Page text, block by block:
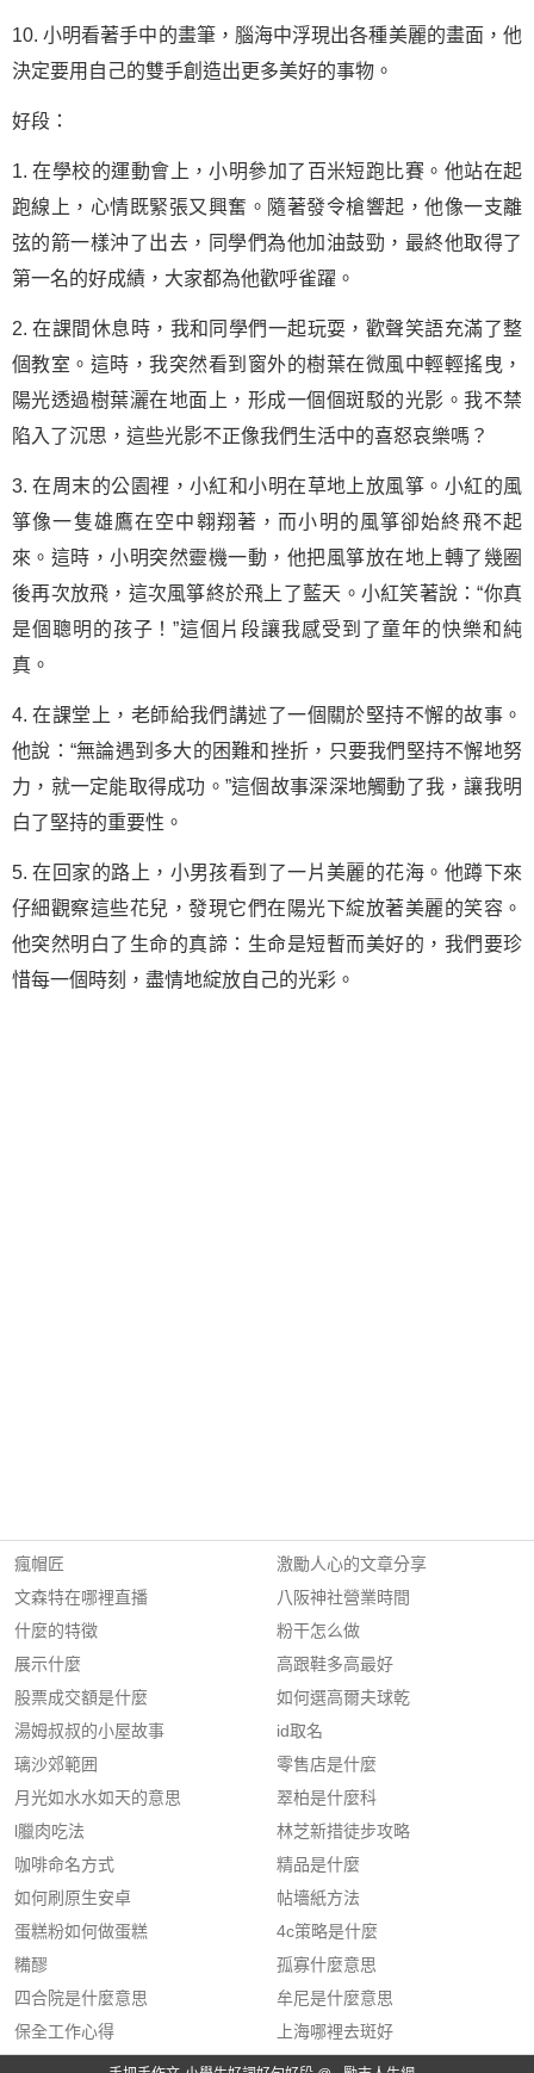
10. 小明看著手中的畫筆，腦海中浮現出各種美麗的畫面，他
決定要用自己的雙手創造出更多美好的事物。
好段：
1. 在學校的運動會上，小明參加了百米短跑比賽。他站在起
跑線上，心情既緊張又興奮。隨著發令槍響起，他像一支離
弦的箭一樣沖了出去，同學們為他加油鼓勁，最終他取得了
第一名的好成績，大家都為他歡呼雀躍。
2. 在課間休息時，我和同學們一起玩耍，歡聲笑語充滿了整
個教室。這時，我突然看到窗外的樹葉在微風中輕輕搖曳，
陽光透過樹葉灑在地面上，形成一個個斑駁的光影。我不禁
陷入了沉思，這些光影不正像我們生活中的喜怒哀樂嗎？
3. 在周末的公園裡，小紅和小明在草地上放風箏。小紅的風
箏像一隻雄鷹在空中翱翔著，而小明的風箏卻始終飛不起
來。這時，小明突然靈機一動，他把風箏放在地上轉了幾圈
後再次放飛，這次風箏終於飛上了藍天。小紅笑著說：“你真
是個聰明的孩子！”這個片段讓我感受到了童年的快樂和純
真。
4. 在課堂上，老師給我們講述了一個關於堅持不懈的故事。
他說：“無論遇到多大的困難和挫折，只要我們堅持不懈地努
力，就一定能取得成功。”這個故事深深地觸動了我，讓我明
白了堅持的重要性。
5. 在回家的路上，小男孩看到了一片美麗的花海。他蹲下來
仔細觀察這些花兒，發現它們在陽光下綻放著美麗的笑容。
他突然明白了生命的真諦：生命是短暫而美好的，我們要珍
惜每一個時刻，盡情地綻放自己的光彩。
瘋帽匠
文森特在哪裡直播
什麼的特徵
展示什麼
股票成交額是什麼
湯姆叔叔的小屋故事
璃沙郊範囲
月光如水水如天的意思
l臘肉吃法
咖啡命名方式
如何刷原生安卓
蛋糕粉如何做蛋糕
糒醪
四合院是什麼意思
保全工作心得
激勵人心的文章分享
八阪神社營業時間
粉干怎么做
高跟鞋多高最好
如何選高爾夫球乾
id取名
零售店是什麼
翠柏是什麼科
林芝新措徒步攻略
精品是什麼
帖墻紙方法
4c策略是什麼
孤寡什麼意思
牟尼是什麼意思
上海哪裡去斑好